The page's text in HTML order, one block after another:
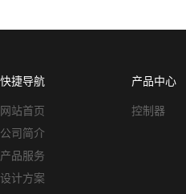
快捷导航
网站首页
公司简介
产品服务
设计方案
产品中心
控制器